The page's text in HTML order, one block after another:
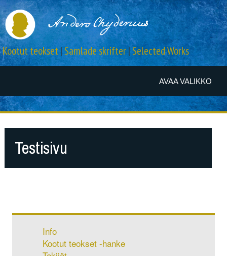
AVAA VALIKKO
Kootut teokset|Samlade skrifter|Selected Works
Testisivu
Info
Kootut teokset -hanke